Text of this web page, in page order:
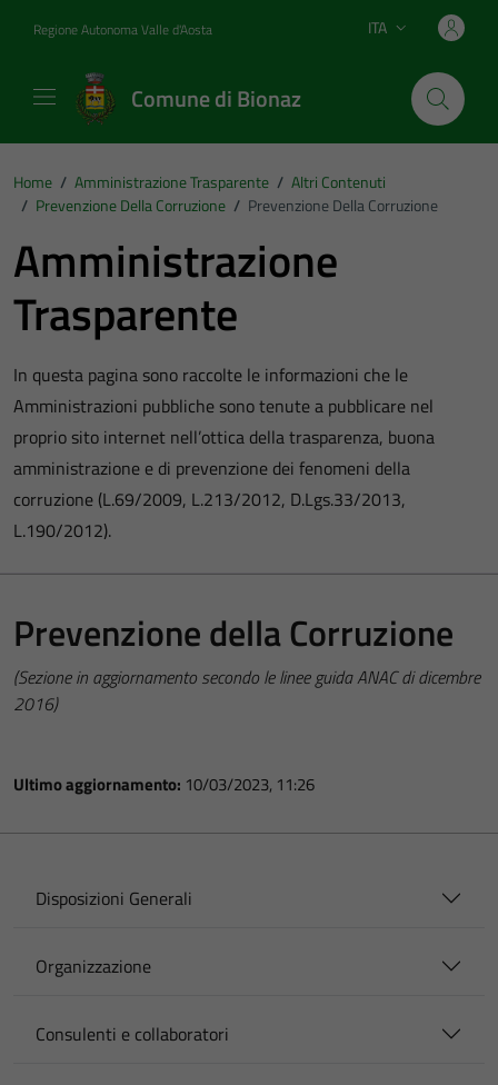
Regione Autonoma Valle d'Aosta Lingua attiva:
ITA
Comune di Bionaz
Home / Amministrazione Trasparente / Altri Contenuti
/ Prevenzione Della Corruzione / Prevenzione Della Corruzione
Amministrazione
Trasparente
In questa pagina sono raccolte le informazioni che le
Amministrazioni pubbliche sono tenute a pubblicare nel
proprio sito internet nell’ottica della trasparenza, buona
amministrazione e di prevenzione dei fenomeni della
corruzione (L.69/2009, L.213/2012, D.Lgs.33/2013,
L.190/2012).
Prevenzione della Corruzione
(Sezione in aggiornamento secondo le linee guida ANAC di dicembre
2016)
Ultimo aggiornamento: 10/03/2023, 11:26
Disposizioni Generali
Organizzazione
Consulenti e collaboratori